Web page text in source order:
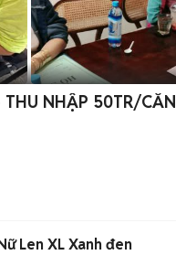
NHẬP 50TR/CĂN
Len XL Xanh đen